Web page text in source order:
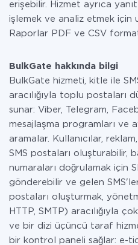
erişebilir. Hizmet ayrıca
işlemek ve analiz etmek için
Raporlar PDF ve CSV
BulkGate hakkında bilgi
BulkGate hizmeti, kitle ile
aracılığıyla toplu postaları
sunar: Viber, Telegram,
mesajlaşma programları ve
aramalar. Kullanıcılar,
SMS postaları oluşturabilir,
numaraları doğrulamak için
gönderebilir ve gelen
postaları oluşturmak,
HTTP, SMTP) aracılığıyla
ve bir dizi üçüncü taraf
bir kontrol paneli sağlar: e-